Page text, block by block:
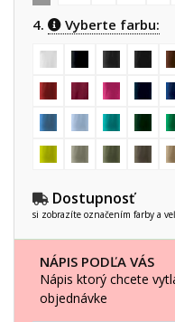
4. Vyberte farbu:
Dostupnosť
si zobrazíte označením farby a
NÁPIS PODĽA VÁS
Nápis ktorý chcete
objednávke